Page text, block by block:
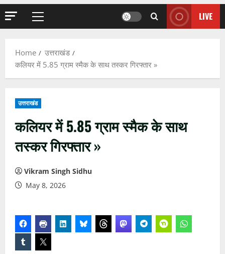
Primary
LIVE
Home
उत्तराखंड
कलियर में 5.85 ग्राम स्मैक के साथ तस्कर गिरफ्तार »
उत्तराखंड
कलियर में 5.85 ग्राम स्मैक के साथ
तस्कर गिरफ्तार »
Vikram Singh Sidhu
May 8, 2026